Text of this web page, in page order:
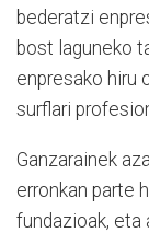
bederatzi
bost laguneko
enpresako hiru
surflari
Ganzarainek
erronkan parte
fundazioak, eta